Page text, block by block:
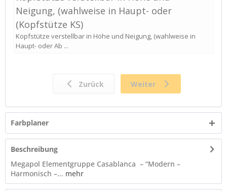
Farbplaner
Beschreibung
Megapol Elementgruppe Casablanca – “Modern –
Harmonisch –... mehr